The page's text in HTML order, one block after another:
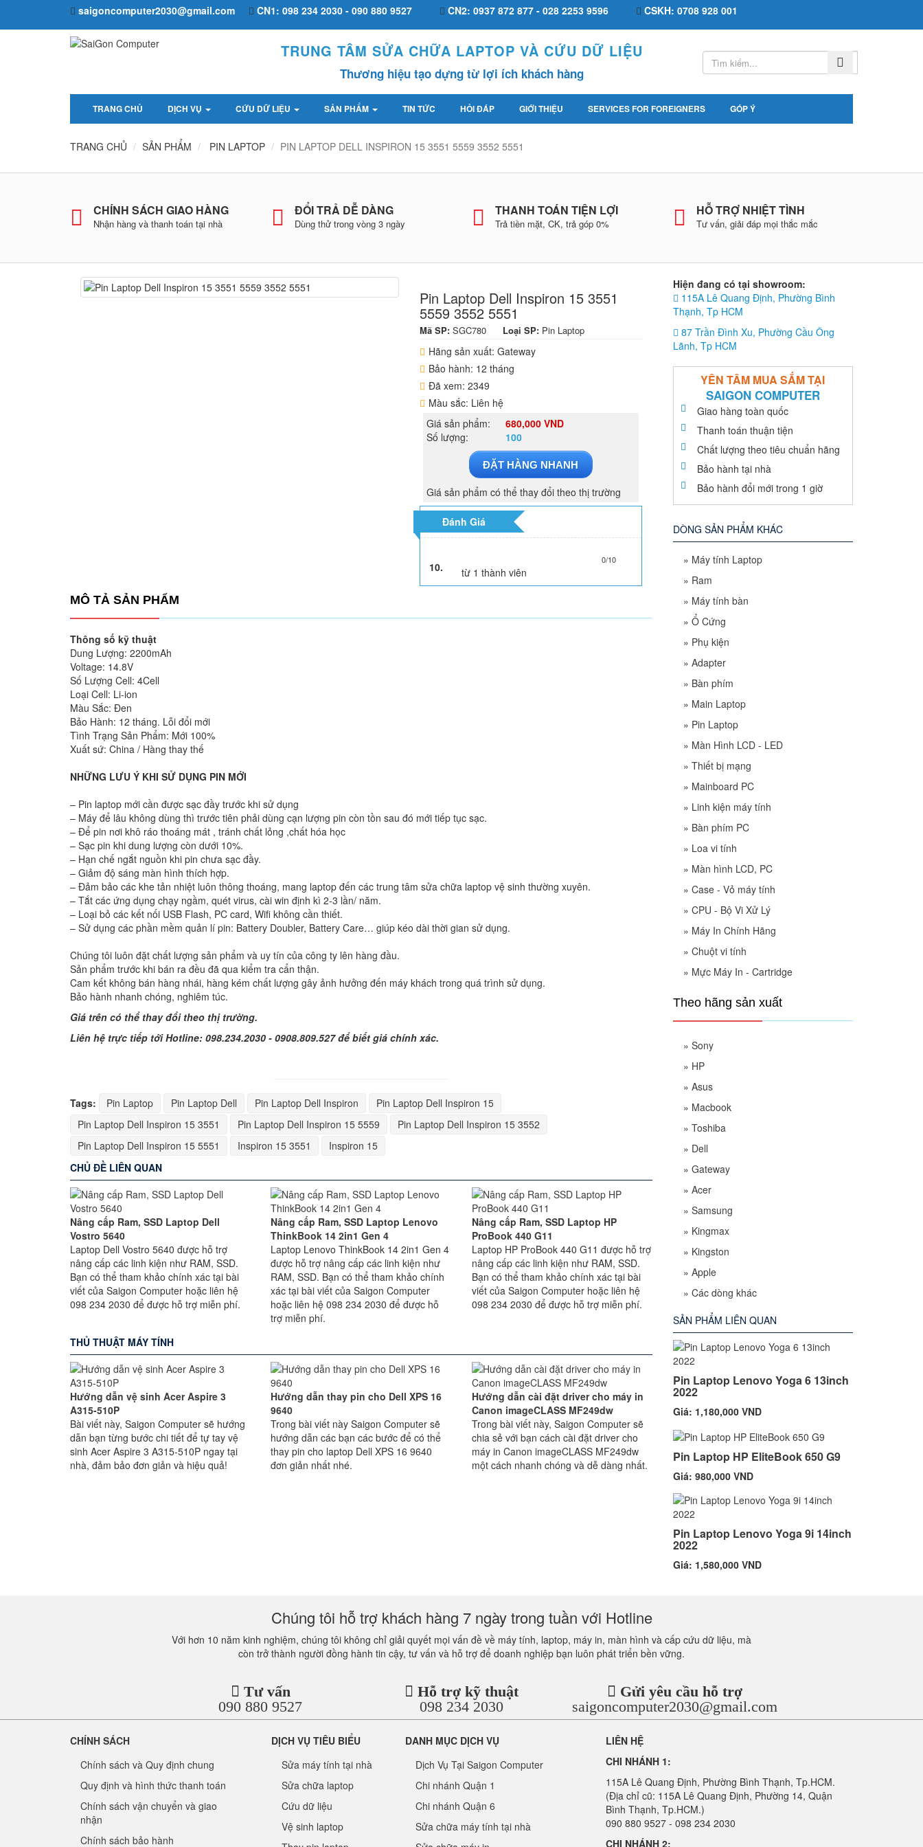
saigoncomputer2030@gmail.com CN1: 098 234 2030 - 090 880 9527 CN2: 0937 872 877 - 028 2253 9596 CSKH: 0708 928 001
TRUNG TÂM SỬA CHỮA LAPTOP VÀ CỨU DỮ LIỆU
Thương hiệu tạo dựng từ lợi ích khách hàng
TRANG CHỦ DỊCH VỤ CỨU DỮ LIỆU SẢN PHẨM TIN TỨC HỎI ĐÁP GIỚI THIỆU SERVICES FOR FOREIGNERS GÓP Ý
TRANG CHỦ SẢN PHẨM PIN LAPTOP PIN LAPTOP DELL INSPIRON 15 3551 5559 3552 5551
CHÍNH SÁCH GIAO HÀNG
Nhận hàng và thanh toán tại nhà
ĐỔI TRẢ DỄ DÀNG
Dùng thử trong vòng 3 ngày
THANH TOÁN TIỆN LỢI
Trả tiền mặt, CK, trả góp 0%
HỖ TRỢ NHIỆT TÌNH
Tư vấn, giải đáp mọi thắc mắc
Pin Laptop Dell Inspiron 15 3551
5559 3552 5551
Mã SP:SGC780 Loại SP: Pin Laptop
Hãng sản xuất: Gateway
Bảo hành: 12 tháng
Đã xem: 2349
Màu sắc: Liên hệ
Giá sản phẩm:
680,000 VND
Số lượng:
100
ĐẶT HÀNG NHANH
Giá sản phẩm có thể thay đổi theo thị trường
Đánh Giá
10.
0/10
từ 1 thành viên
MÔ TẢ SẢN PHẨM
Thông số kỹ thuật
Dung Lượng: 2200mAh
Voltage: 14.8V
Số Lượng Cell: 4Cell
Loại Cell: Li-ion
Màu Sắc: Đen
Bảo Hành: 12 tháng. Lỗi đổi mới
Tình Trạng Sản Phẩm: Mới 100%
Xuất sứ: China / Hàng thay thế
NHỮNG LƯU Ý KHI SỬ DỤNG PIN MỚI
– Pin laptop mới cần được sạc đầy trước khi sử dụng
– Máy để lâu không dùng thì trước tiên phải dùng cạn lượng pin còn tồn sau đó mới tiếp tục sạc.
– Để pin nơi khô ráo thoáng mát , tránh chất lỏng ,chất hóa học
– Sạc pin khi dung lượng còn dưới 10%.
– Hạn chế ngắt nguồn khi pin chưa sạc đầy.
– Giảm độ sáng màn hình thích hợp.
– Đảm bảo các khe tản nhiệt luôn thông thoáng, mang laptop đến các trung tâm sửa chữa laptop vệ sinh thường xuyên.
– Tắt các ứng dụng chạy ngầm, quét virus, cài win định kì 2-3 lần/ năm.
– Loại bỏ các kết nối USB Flash, PC card, Wifi không cần thiết.
– Sử dụng các phần mềm quản lí pin: Battery Doubler, Battery Care… giúp kéo dài thời gian sử dụng.
Chúng tôi luôn đặt chất lượng sản phẩm và uy tín của công ty lên hàng đầu.
Sản phẩm trước khi bán ra đều đã qua kiểm tra cẩn thận.
Cam kết không bán hàng nhái, hàng kém chất lượng gây ảnh hưởng đến máy khách trong quá trình sử dụng.
Bảo hành nhanh chóng, nghiêm túc.
Giá trên có thể thay đổi theo thị trường.
Liên hệ trực tiếp tới Hotline: 098.234.2030 - 0908.809.527 để biết giá chính xác.
Tags: Pin Laptop Pin Laptop Dell Pin Laptop Dell Inspiron
Pin Laptop Dell Inspiron 15
Pin Laptop Dell Inspiron 15 3551
Pin Laptop Dell Inspiron 15 5559
Pin Laptop Dell Inspiron 15 3552
Pin Laptop Dell Inspiron 15 5551
Inspiron 15 3551
Inspiron 15
CHỦ ĐỀ LIÊN QUAN
Nâng cấp Ram, SSD Laptop Dell
Vostro 5640
Laptop Dell Vostro 5640 được hỗ trợ
nâng cấp các linh kiện như RAM, SSD.
Bạn có thể tham khảo chính xác tại bài
viết của Saigon Computer hoặc liên hệ
098 234 2030 để được hỗ trợ miễn phí.
Nâng cấp Ram, SSD Laptop Lenovo
ThinkBook 14 2in1 Gen 4
Laptop Lenovo ThinkBook 14 2in1 Gen 4
được hỗ trợ nâng cấp các linh kiện như
RAM, SSD. Bạn có thể tham khảo chính
xác tại bài viết của Saigon Computer
hoặc liên hệ 098 234 2030 để được hỗ
trợ miễn phí.
Nâng cấp Ram, SSD Laptop HP
ProBook 440 G11
Laptop HP ProBook 440 G11 được hỗ trợ
nâng cấp các linh kiện như RAM, SSD.
Bạn có thể tham khảo chính xác tại bài
viết của Saigon Computer hoặc liên hệ
098 234 2030 để được hỗ trợ miễn phí.
THỦ THUẬT MÁY TÍNH
Hướng dẫn vệ sinh Acer Aspire 3
A315-510P
Bài viết này, Saigon Computer sẽ hướng
dẫn bạn từng bước chi tiết để tự tay vệ
sinh Acer Aspire 3 A315-510P ngay tại
nhà, đảm bảo đơn giản và hiệu quả!
Hướng dẫn thay pin cho Dell XPS 16
9640
Trong bài viết này Saigon Computer sẽ
hướng dẫn các bạn các bước để có thể
thay pin cho laptop Dell XPS 16 9640
đơn giản nhất nhé.
Hướng dẫn cài đặt driver cho máy in
Canon imageCLASS MF249dw
Trong bài viết này, Saigon Computer sẽ
chia sẻ với bạn cách cài đặt driver cho
máy in Canon imageCLASS MF249dw
một cách nhanh chóng và dễ dàng nhất.
Hiện đang có tại showroom:
115A Lê Quang Định, Phường Bình
Thạnh, Tp HCM
87 Trần Đình Xu, Phường Cầu Ông
Lãnh, Tp HCM
YÊN TÂM MUA SẮM TẠI
SAIGON COMPUTER
Giao hàng toàn quốc
Thanh toán thuận tiện
Chất lượng theo tiêu chuẩn hãng
Bảo hành tại nhà
Bảo hành đổi mới trong 1 giờ
DÒNG SẢN PHẨM KHÁC
» Máy tính Laptop
» Ram
» Máy tính bàn
» Ổ Cứng
» Phụ kiện
» Adapter
» Bàn phím
» Main Laptop
» Pin Laptop
» Màn Hình LCD - LED
» Thiết bị mạng
» Mainboard PC
» Linh kiện máy tính
» Bàn phím PC
» Loa vi tính
» Màn hình LCD, PC
» Case - Vỏ máy tính
» CPU - Bộ Vi Xử Lý
» Máy In Chính Hãng
» Chuột vi tính
» Mực Máy In - Cartridge
Theo hãng sản xuất
» Sony
» HP
» Asus
» Macbook
» Toshiba
» Dell
» Gateway
» Acer
» Samsung
» Kingmax
» Kingston
» Apple
» Các dòng khác
SẢN PHẨM LIÊN QUAN
Pin Laptop Lenovo Yoga 6 13inch
2022
Giá: 1,180,000 VND
Pin Laptop HP EliteBook 650 G9
Giá: 980,000 VND
Pin Laptop Lenovo Yoga 9i 14inch
2022
Giá: 1,580,000 VND
Chúng tôi hỗ trợ khách hàng 7 ngày trong tuần với Hotline
Với hơn 10 năm kinh nghiệm, chúng tôi không chỉ giải quyết mọi vấn đề về máy tính, laptop, máy in, màn hình và cấp cứu dữ liệu, mà
còn trở thành người đồng hành tin cậy, tư vấn và hỗ trợ để doanh nghiệp bạn luôn phát triển bền vững.
Tư vấn
090 880 9527
Hỗ trợ kỹ thuật
098 234 2030
Gửi yêu cầu hỗ trợ
saigoncomputer2030@gmail.com
CHÍNH SÁCH
Chính sách và Quy định chung
Quy định và hình thức thanh toán
Chính sách vận chuyển và giao
nhận
Chính sách bảo hành
DỊCH VỤ TIÊU BIỂU
Sửa máy tính tại nhà
Sửa chữa laptop
Cứu dữ liệu
Vệ sinh laptop
DANH MỤC DỊCH VỤ
Dịch Vụ Tại Saigon Computer
Chi nhánh Quận 1
Chi nhánh Quận 6
Sửa chữa máy tính tại nhà
LIÊN HỆ
CHI NHÁNH 1:
115A Lê Quang Định, Phường Bình Thạnh, Tp.HCM.
(Địa chỉ cũ: 115A Lê Quang Định, Phường 14, Quận
Bình Thạnh, Tp.HCM.)
090 880 9527 - 098 234 2030
CHI NHÁNH 2: